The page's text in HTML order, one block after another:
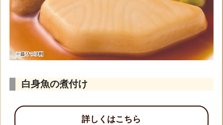
白身魚の煮付け
詳しくはこちら